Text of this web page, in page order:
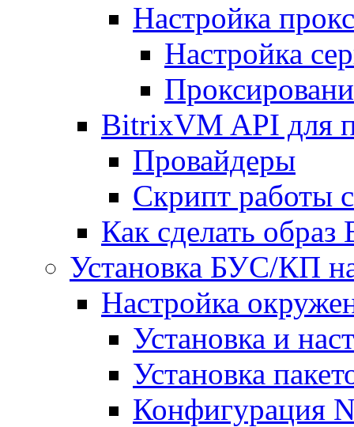
Настройка
Настройка
BitrixVM API для
Провайдеры
Скрипт работы
Как сделать
Установка БУС/КП
Настройка
Установка и
Установка
Конфигурация